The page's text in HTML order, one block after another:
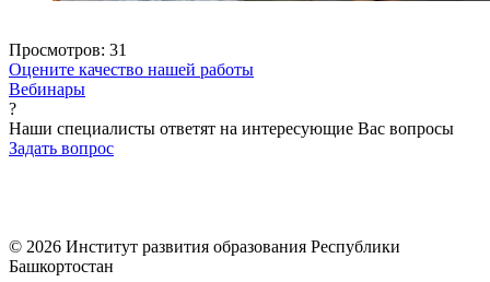
Просмотров: 31
Оцените качество нашей работы
Вебинары
?
Наши специалисты ответят на интересующие Вас вопросы
Задать вопрос
© 2026 Институт развития образования Республики
Башкортостан